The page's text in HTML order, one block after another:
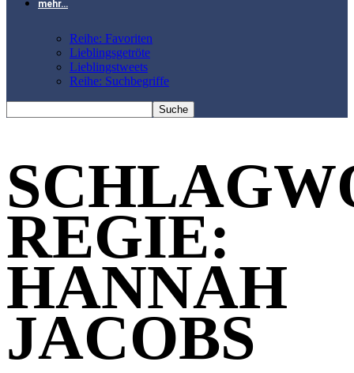
mehr…
Reihe: Favoriten
Lieblingsgetröte
Lieblingstweets
Reihe: Suchbegriffe
REGIE:
HANNAH
JACOBS